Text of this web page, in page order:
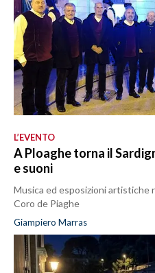
L’EVENTO
A Ploaghe torna il
e suoni
Musica ed esposizioni artistiche
Coro de Piaghe
Giampiero Marras